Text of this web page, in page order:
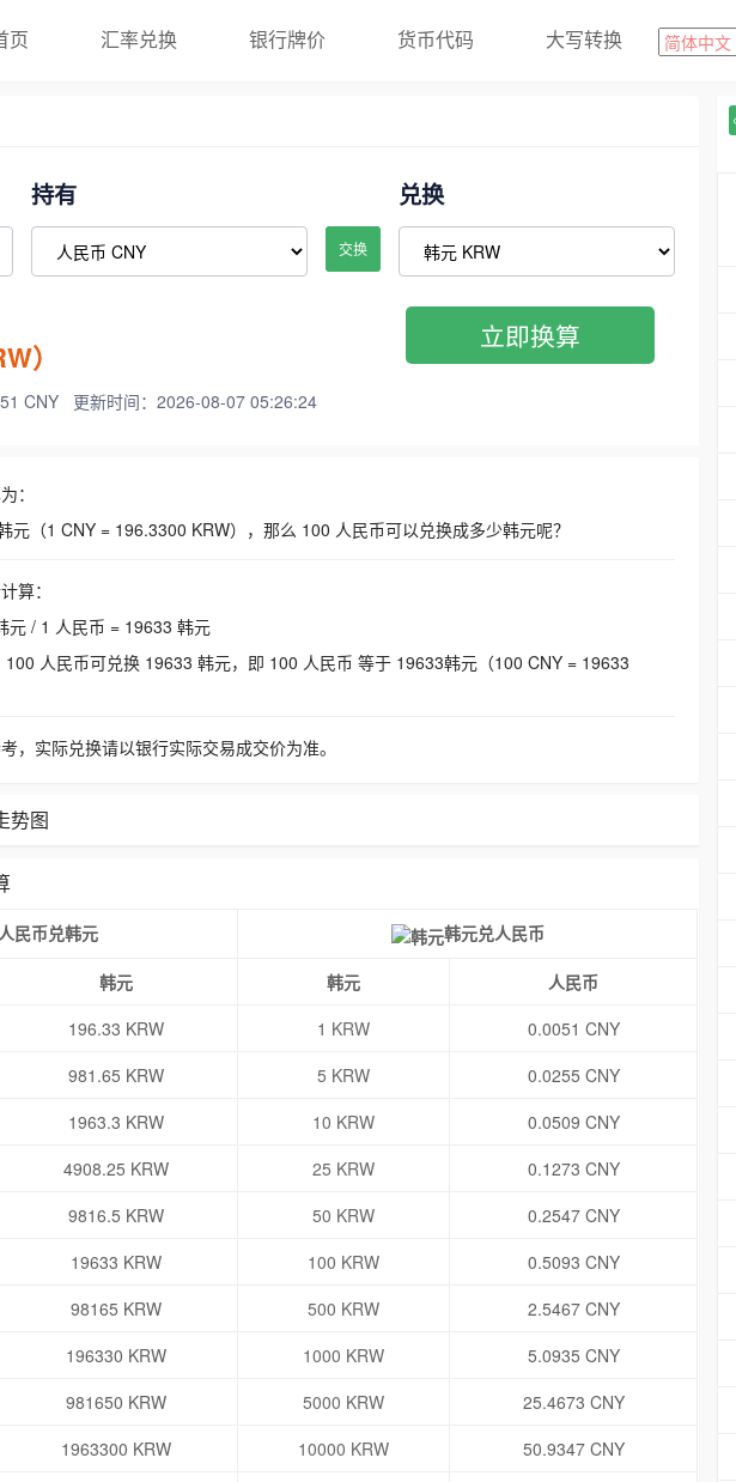
页 汇率兑换 银行牌价 货币代码 大写转换
持有
交换
兑换
）
CNY 更新时间：2026-08-07 05:26:24
立即换算
：
元（1 CNY = 196.3300 KRW），那么 100 人民币可以兑换成多少韩元呢？
算：
元 / 1 人民币 = 19633 韩元
人民币可兑换 19633 韩元，即 100 人民币 等于 19633韩元（100 CNY = 19633
，实际兑换请以银行实际交易成交价为准。
势图
民币兑韩元 韩元兑人民币
韩元 韩元
人民币
196.33 KRW 1 KRW
0.0051 CNY
981.65 KRW 5 KRW
0.0255 CNY
1963.3 KRW 10 KRW
0.0509 CNY
4908.25 KRW 25 KRW
0.1273 CNY
9816.5 KRW 50 KRW
0.2547 CNY
19633 KRW 100 KRW
0.5093 CNY
98165 KRW 500 KRW
2.5467 CNY
196330 KRW 1000 KRW
5.0935 CNY
981650 KRW 5000 KRW
25.4673 CNY
1963300 KRW 10000 KRW
50.9347 CNY